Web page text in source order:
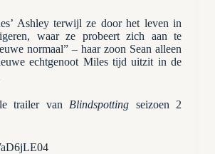
Ashley terwijl ze door het leven in
waar ze probeert zich aan te
normaal” – haar zoon Sean alleen
echtgenoot Miles tijd uitzit in de
trailer van Blindspotting seizoen 2